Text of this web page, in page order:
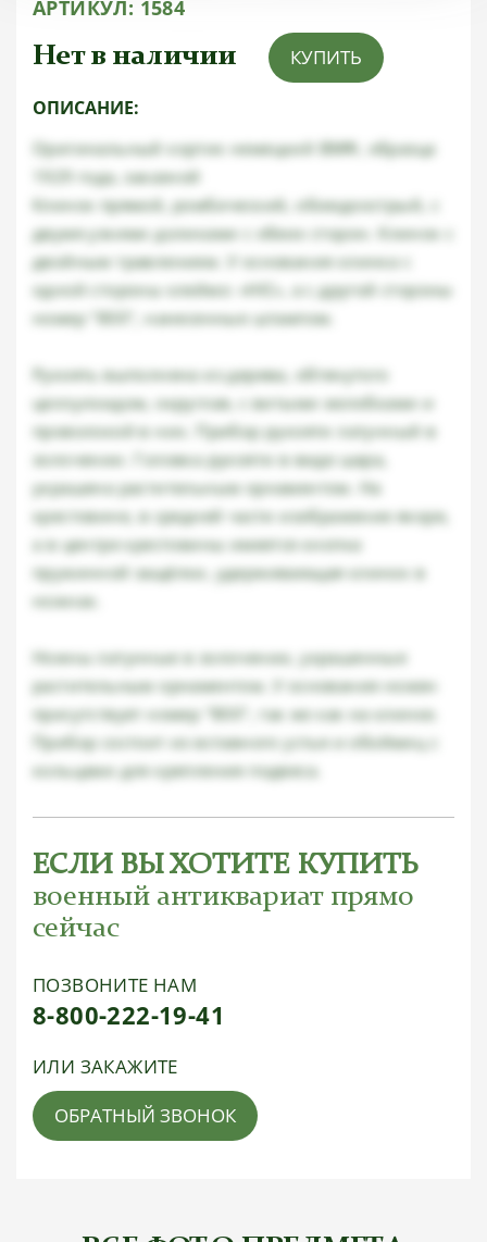
АРТИКУЛ: 1584
Нет в наличии КУПИТЬ
ОПИСАНИЕ:
Оригинальный кортик немецкий ВМФ, образца
1929 года, заказной
Клинок прямой, ромбический, обоюдоострый, с
двумя узкими доликами с обеих сторон. Клинок с
двойным травлением. У основания клинка с
одной стороны клеймо: «HIC», а с другой стороны
номер "800", нанесенные штампом.
Рукоять выполнена из дерева, обтянутого
целлулоидом, округлая, с витыми желобками и
проволокой в них. Прибор рукояти латунный в
золочении. Головка рукояти в виде шара,
украшена растительным орнаментом. На
крестовине, в средней части изображение якоря,
а в центре крестовины имеется кнопка
пружинной защёлки, удерживающая клинок в
ножнах.
Ножны латунные в золочении, украшенные
растительным орнаментом. У основания ножен
присутствует номер "800", так же как на клинке.
Прибор состоит из вставного устья и обоймиц с
кольцами для крепления подвеса.
ЕСЛИ ВЫ ХОТИТЕ КУПИТЬ
военный антиквариат прямо
сейчас
ПОЗВОНИТЕ НАМ
8-800-222-19-41
ИЛИ ЗАКАЖИТЕ
ОБРАТНЫЙ ЗВОНОК